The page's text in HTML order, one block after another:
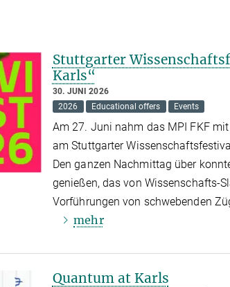
Stuttgarter
Karls“
30. JUNI 2026
2026
Educational offers Events
Am 27. Juni nahm das MPI FKF
am Stuttgarter
Den ganzen Nachmittag über
genießen, das von Wissenschafts-
Vorführungen von schwebenden
mehr
Quantum at Karls